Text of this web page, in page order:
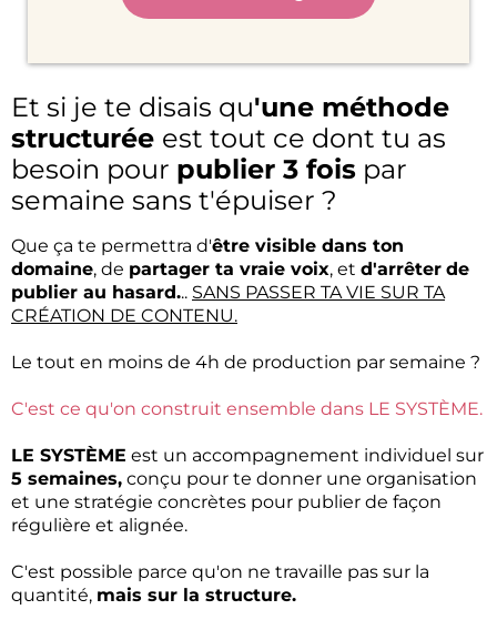
Et si je te disais qu'une méthode
structurée est tout ce dont tu as
besoin pour publier 3 fois par
semaine sans t'épuiser ?
Que ça te permettra d'être visible dans ton
domaine, de partager ta vraie voix, et d'arrêter de
publier au hasard... SANS PASSER TA VIE SUR TA
CRÉATION DE CONTENU.
Le tout en moins de 4h de production par semaine ?
C'est ce qu'on construit ensemble dans LE SYSTÈME.
LE SYSTÈME est un accompagnement individuel sur
5 semaines, conçu pour te donner une organisation
et une stratégie concrètes pour publier de façon
régulière et alignée.
C'est possible parce qu'on ne travaille pas sur la
quantité, mais sur la structure.